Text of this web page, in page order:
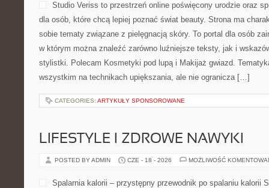
Studio Veriss to przestrzeń online poświęcony urodzie oraz
dla osób, które chcą lepiej poznać świat beauty. Strona ma
sobie tematy związane z pielęgnacją skóry. To portal dla osób
w którym można znaleźć zarówno luźniejsze teksty, jak i
stylistki. Polecam Kosmetyki pod lupą i Makijaż gwiazd.
wszystkim na technikach upiększania, ale nie ogranicza […]
CATEGORIES: ARTYKUŁY SPONSOROWANE
LIFESTYLE I ZDROWE NAWYKI
POSTED BY ADMIN CZE - 18 - 2026 MOŻLIWOŚĆ
Spalarnia kalorii – przystępny przewodnik po spalaniu kalorii